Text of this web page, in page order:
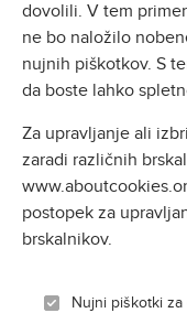
dovolili. V tem
ne bo naložilo
nujnih piškotkov. S
da boste lahko
Za upravljanje ali
zaradi različnih
postopek za
brskalnikov.
Nujni piškotki